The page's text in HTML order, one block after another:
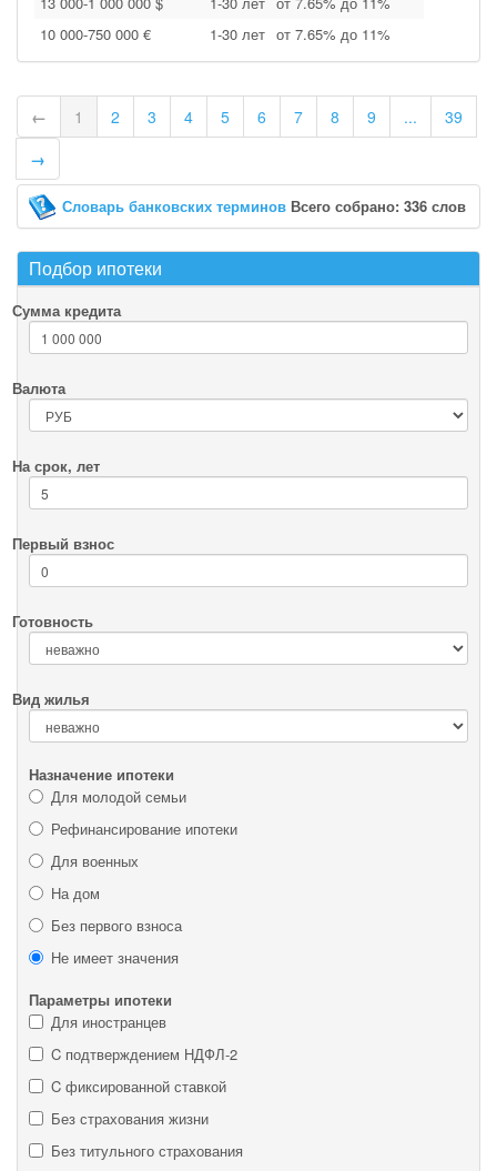
10 000‑750 000 €
1‑30 лет от 7.65% до 11%
← 1 2 3 4 5 6 7 8 9 ...
39
→
Словарь банковских терминов Всего собрано: 336 слов
Подбор ипотеки
Сумма кредита
Валюта
На срок, лет
Первый взнос
Готовность
Вид жилья
Назначение ипотеки
Для молодой семьи
Рефинансирование ипотеки
Для военных
На дом
Без первого взноса
Не имеет значения
Параметры ипотеки
Для иностранцев
C подтверждением НДФЛ-2
C фиксированной ставкой
Без страхования жизни
Без титульного страхования